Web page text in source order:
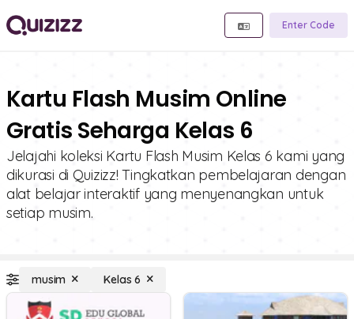
Enter Code
Kartu Flash Musim Online
Gratis Seharga Kelas 6
Jelajahi koleksi Kartu Flash Musim Kelas 6 kami yang
dikurasi di Quizizz! Tingkatkan pembelajaran dengan
alat belajar interaktif yang menyenangkan untuk
setiap musim.
musim Kelas 6